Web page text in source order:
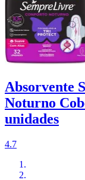
Absorvente
Noturno
unidades
4.7